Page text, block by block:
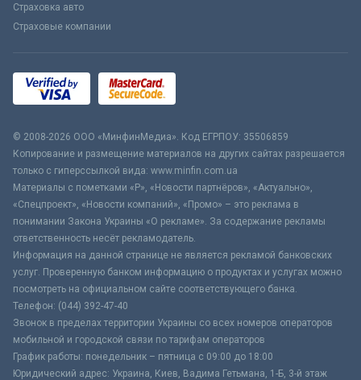
Страховка авто
Страховые компании
© 2008-2026 ООО «МинфинМедиа». Код ЕГРПОУ: 35506859
Копирование и размещение материалов на других сайтах разрешается
только с гиперссылкой вида: www.minfin.com.ua
Материалы с пометками «Р», «Новости партнёров», «Актуально»,
«Спецпроект», «Новости компаний», «Промо» – это реклама в
понимании Закона Украины «О рекламе». За содержание рекламы
ответственность несёт рекламодатель.
Информация на данной странице не является рекламой банковских
услуг. Проверенную банком информацию о продуктах и услугах можно
посмотреть на официальном сайте соответствующего банка.
Телефон: (044) 392-47-40
Звонок в пределах территории Украины со всех номеров операторов
мобильной и городской связи по тарифам операторов
График работы: понедельник – пятница с 09:00 до 18:00
Юридический адрес: Украина, Киев, Вадима Гетьмана, 1-Б, 3-й этаж